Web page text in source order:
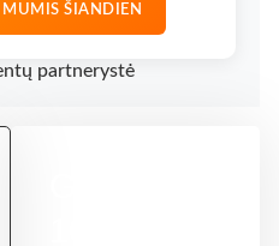
MUMIS ŠIANDIEN